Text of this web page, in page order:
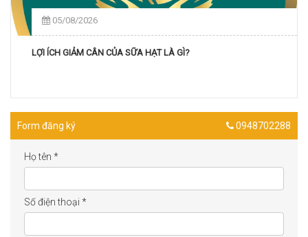
05/08/2026
LỢI ÍCH GIẢM CÂN CỦA SỮA HẠT LÀ GÌ?
Form đăng ký 0948702288
Họ tên *
Số điện thoại *